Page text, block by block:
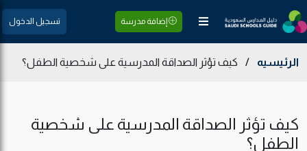
إضافة مدرسة تسجيل الدخول
الرئيسيه / كيف تؤثر الصداقة المدرسية على شخصية الطفل؟
كيف تؤثر الصداقة المدرسية على شخصية
الطفل؟